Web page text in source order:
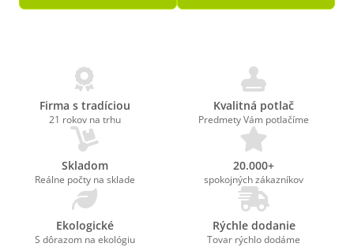
Firma s tradíciou
21 rokov na trhu
Kvalitná potlač
Predmety Vám potlačíme
Skladom
Reálne počty na sklade
20.000+
spokojných zákazníkov
Ekologické
S dôrazom na ekológiu
Rýchle dodanie
Tovar rýchlo dodáme